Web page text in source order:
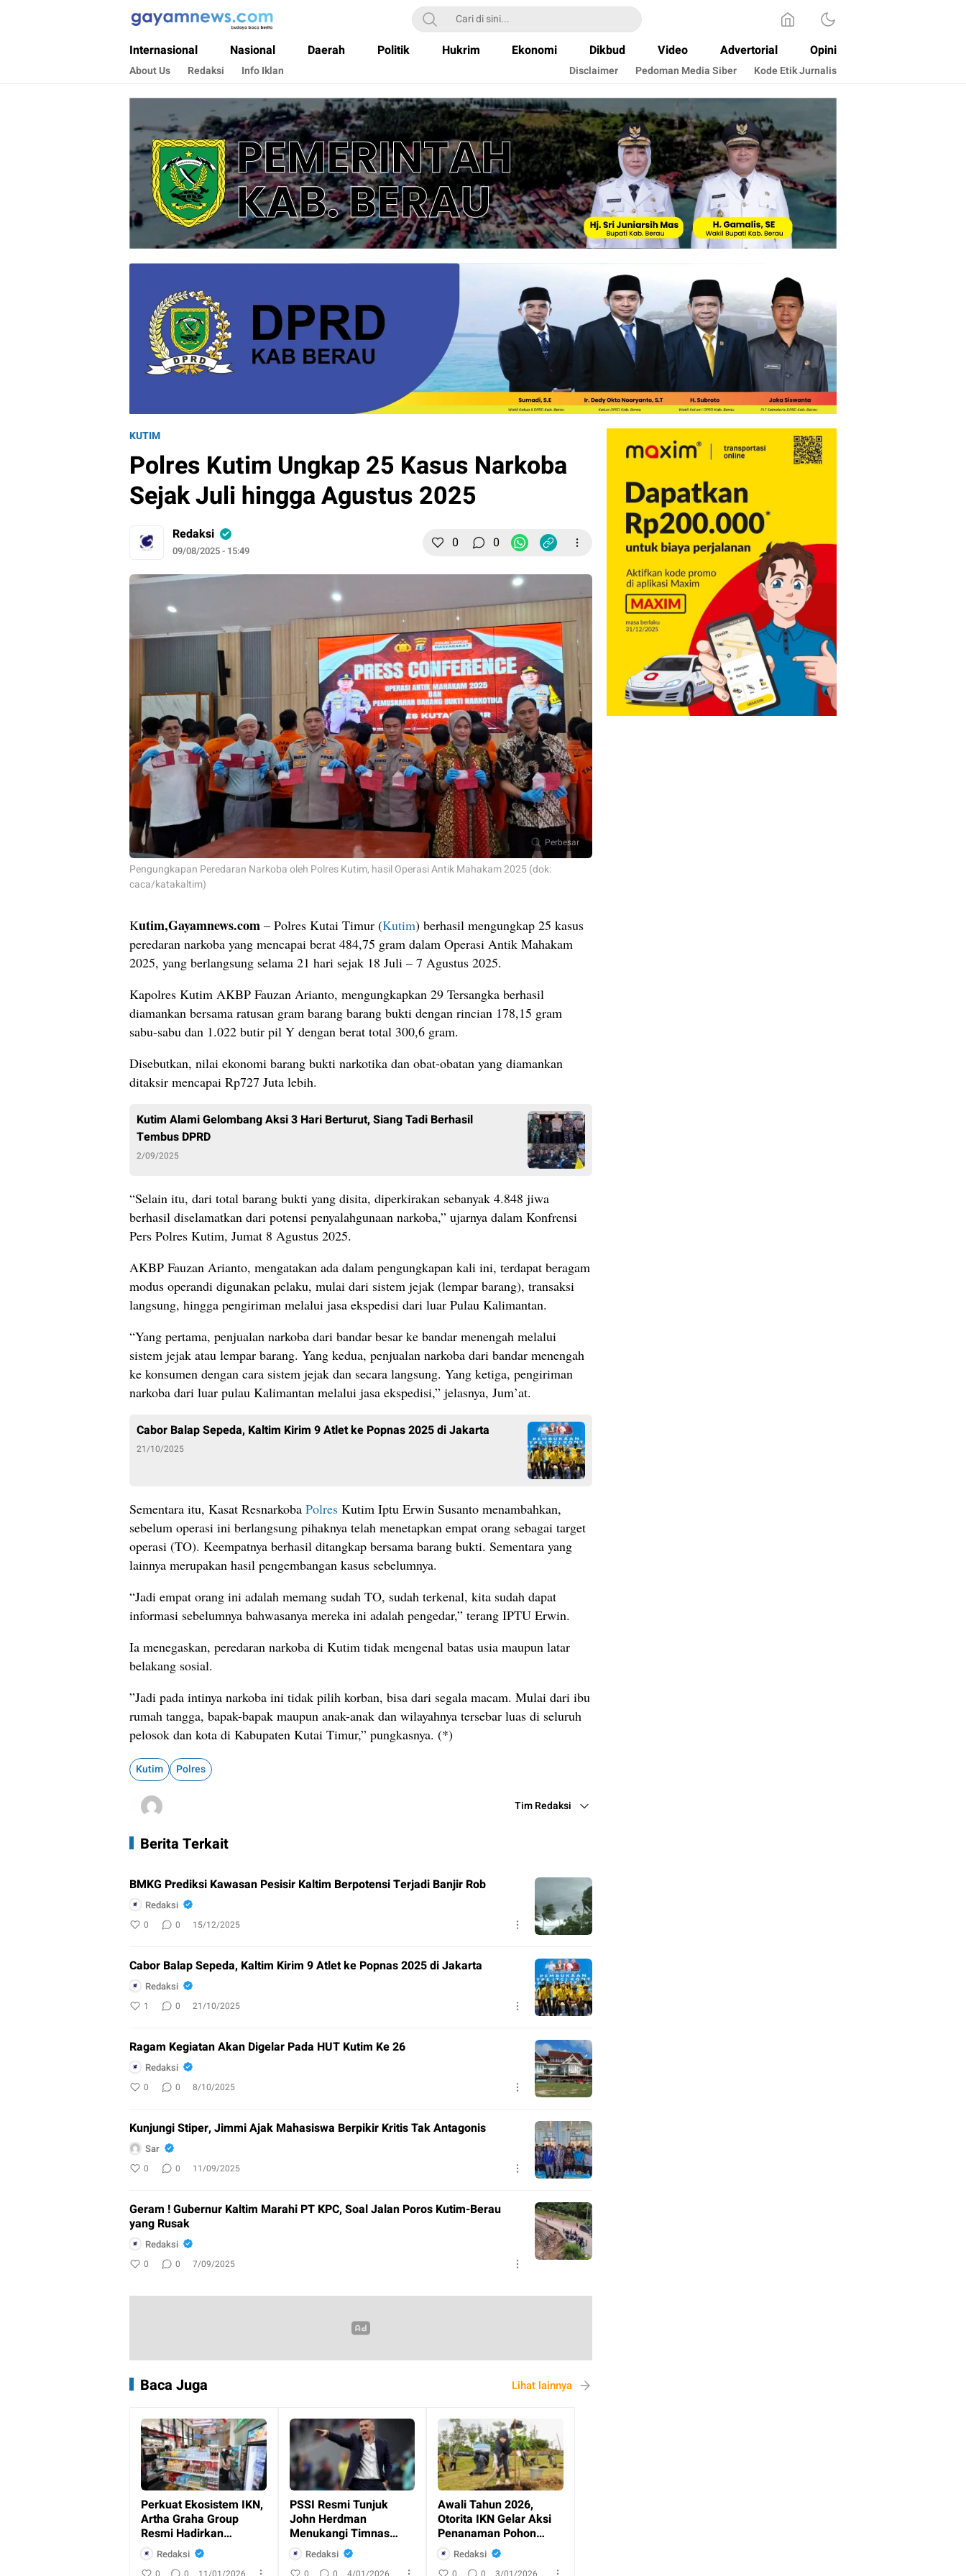
Gayamnews.com
Budaya Baca Berita
Internasional Nasional Daerah Politik Hukrim Ekonomi Dikbud Video Advertorial Opini
About Us Redaksi Info Iklan Disclaimer Pedoman Media Siber Kode Etik Jurnalis
KUTIM
Polres Kutim Ungkap 25 Kasus Narkoba
Sejak Juli hingga Agustus 2025
Redaksi
09/08/2025 - 15:49 0 0
Perbesar
Pengungkapan Peredaran Narkoba oleh Polres Kutim, hasil Operasi Antik Mahakam 2025 (dok:
caca/katakaltim)
Kutim,Gayamnews.com – Polres Kutai Timur (Kutim) berhasil mengungkap 25 kasus
peredaran narkoba yang mencapai berat 484,75 gram dalam Operasi Antik Mahakam
2025, yang berlangsung selama 21 hari sejak 18 Juli – 7 Agustus 2025.
Kapolres Kutim AKBP Fauzan Arianto, mengungkapkan 29 Tersangka berhasil
diamankan bersama ratusan gram barang barang bukti dengan rincian 178,15 gram
sabu-sabu dan 1.022 butir pil Y dengan berat total 300,6 gram.
Disebutkan, nilai ekonomi barang bukti narkotika dan obat-obatan yang diamankan
ditaksir mencapai Rp727 Juta lebih.
Kutim Alami Gelombang Aksi 3 Hari Berturut, Siang Tadi Berhasil
Tembus DPRD
2/09/2025
“Selain itu, dari total barang bukti yang disita, diperkirakan sebanyak 4.848 jiwa
berhasil diselamatkan dari potensi penyalahgunaan narkoba,” ujarnya dalam Konfrensi
Pers Polres Kutim, Jumat 8 Agustus 2025.
AKBP Fauzan Arianto, mengatakan ada dalam pengungkapan kali ini, terdapat beragam
modus operandi digunakan pelaku, mulai dari sistem jejak (lempar barang), transaksi
langsung, hingga pengiriman melalui jasa ekspedisi dari luar Pulau Kalimantan.
‎“Yang pertama, penjualan narkoba dari bandar besar ke bandar menengah melalui
sistem jejak atau lempar barang. Yang kedua, penjualan narkoba dari bandar menengah
ke konsumen dengan cara sistem jejak dan secara langsung. Yang ketiga, pengiriman
narkoba dari luar pulau Kalimantan melalui jasa ekspedisi,” jelasnya, Jum’at.
Cabor Balap Sepeda, Kaltim Kirim 9 Atlet ke Popnas 2025 di Jakarta
21/10/2025
Sementara itu, ‎Kasat Resnarkoba Polres Kutim Iptu Erwin Susanto menambahkan,
sebelum operasi ini berlangsung pihaknya telah menetapkan empat orang sebagai target
operasi (TO). Keempatnya berhasil ditangkap bersama barang bukti. Sementara yang
lainnya merupakan hasil pengembangan kasus sebelumnya.
‎“Jadi empat orang ini adalah memang sudah TO, sudah terkenal, kita sudah dapat
informasi sebelumnya bahwasanya mereka ini adalah pengedar,” terang IPTU Erwin.
‎Ia menegaskan, peredaran narkoba di Kutim tidak mengenal batas usia maupun latar
belakang sosial.
‎”Jadi pada intinya narkoba ini tidak pilih korban, bisa dari segala macam. Mulai dari ibu
rumah tangga, bapak-bapak maupun anak-anak dan wilayahnya tersebar luas di seluruh
pelosok dan kota di Kabupaten Kutai Timur,” pungkasnya. (*)
Kutim Polres
Tim Redaksi
Berita Terkait
BMKG Prediksi Kawasan Pesisir Kaltim Berpotensi Terjadi Banjir Rob
Redaksi
0 0 15/12/2025
Cabor Balap Sepeda, Kaltim Kirim 9 Atlet ke Popnas 2025 di Jakarta
Redaksi
1 0 21/10/2025
Ragam Kegiatan Akan Digelar Pada HUT Kutim Ke 26
Redaksi
0 0 8/10/2025
Kunjungi Stiper, Jimmi Ajak Mahasiswa Berpikir Kritis Tak Antagonis
Sar
0 0 11/09/2025
Geram ! Gubernur Kaltim Marahi PT KPC, Soal Jalan Poros Kutim-Berau
yang Rusak
Redaksi
0 0 7/09/2025
Baca Juga Lihat lainnya
Perkuat Ekosistem IKN,
Artha Graha Group
Resmi Hadirkan
Layanan Perbankan
dan Ritel
Redaksi
PSSI Resmi Tunjuk
John Herdman
Menukangi Timnas
Indonesia
Redaksi
Awali Tahun 2026,
Otorita IKN Gelar Aksi
Penanaman Pohon
Bersama Masyaraka
Redaksi